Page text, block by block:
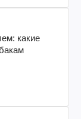
какие